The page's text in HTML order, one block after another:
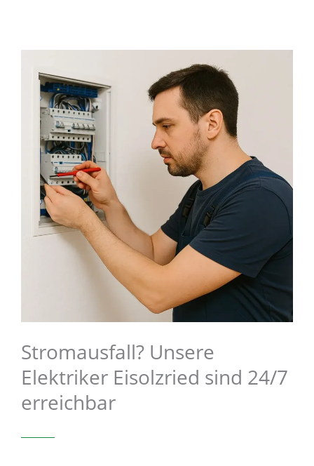
Stromausfall? Unsere
Elektriker Eisolzried sind 24/7
erreichbar